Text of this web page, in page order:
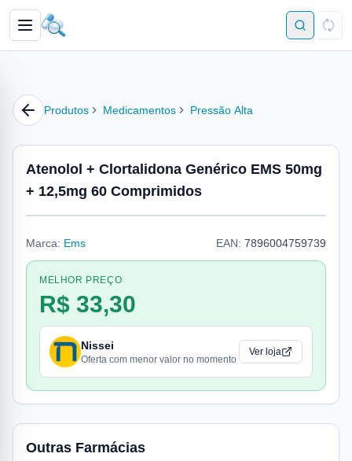
Produtos Medicamentos Pressão Alta
Atenolol + Clortalidona Genérico EMS 50mg
+ 12,5mg 60 Comprimidos
Marca: Ems EAN: 7896004759739
MELHOR PREÇO
R$ 33,30
Nissei
Oferta com menor valor no momento
Ver loja
Outras Farmácias